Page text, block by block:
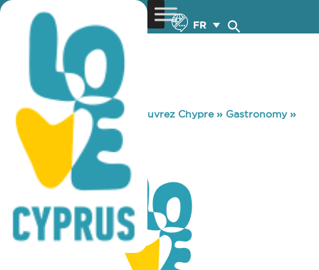
FR
You are here: Home »Découvrez Chypre» Gastronomy»
NFT CLUB
NFT CLUB